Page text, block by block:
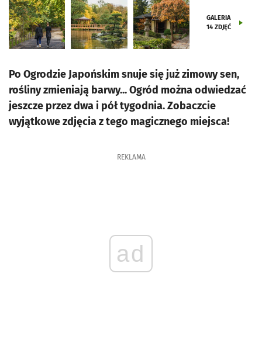
GALERIA
14 ZDJĘĆ
Po Ogrodzie Japońskim snuje się już zimowy sen,
rośliny zmieniają barwy... Ogród można odwiedzać
jeszcze przez dwa i pół tygodnia. Zobaczcie
wyjątkowe zdjęcia z tego magicznego miejsca!
REKLAMA
ad